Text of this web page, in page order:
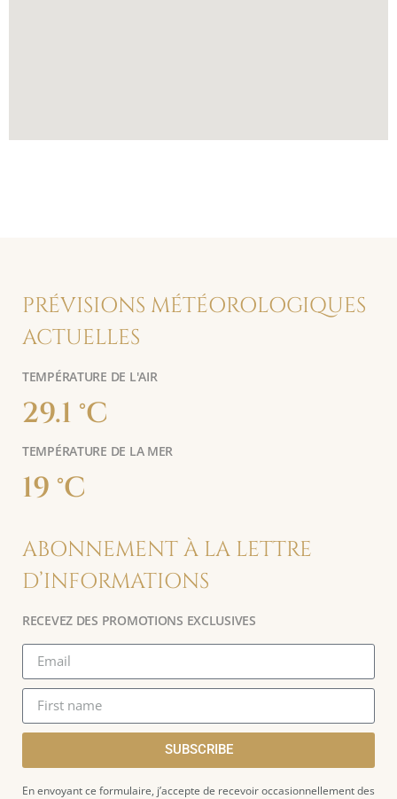
PRÉVISIONS MÉTÉOROLOGIQUES
ACTUELLES
TEMPÉRATURE DE L'AIR
29.1 °C
TEMPÉRATURE DE LA MER
19 °C
ABONNEMENT À LA LETTRE
D’INFORMATIONS
RECEVEZ DES PROMOTIONS EXCLUSIVES
SUBSCRIBE
En envoyant ce formulaire, j’accepte de recevoir occasionnellement des